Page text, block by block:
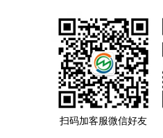
扫码加客服微信好友